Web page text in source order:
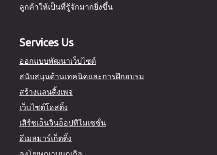
ลูกค้าให้เป็นที่รู้จักมากยิ่งขึ้น
Services Us
ออกแบบพัฒนาเว็บไซต์
สนับสนุนด้านเทคนิคและการฝึกอบรม
สร้างแลนดิ้งเพจ
เว็บไซต์โฮสติ้ง
เสิร์ชเอ็นจินอ็อปทิไมเซชั่น
อีเมลมาร์เก็ตติ้ง